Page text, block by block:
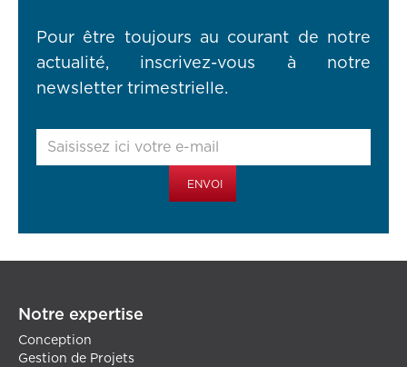
Pour être toujours au courant de notre
actualité, inscrivez-vous à notre
newsletter trimestrielle.
Notre expertise
Conception
Gestion de Projets